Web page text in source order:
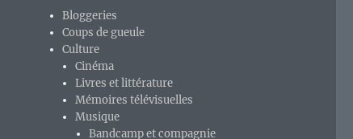
Bloggeries
Coups de gueule
Culture
Cinéma
Livres et littérature
Mémoires télévisuelles
Musique
Bandcamp et compagnie